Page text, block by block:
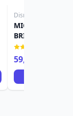
Disney Britto
MICKEY MIT
BRITTO
59,90 €